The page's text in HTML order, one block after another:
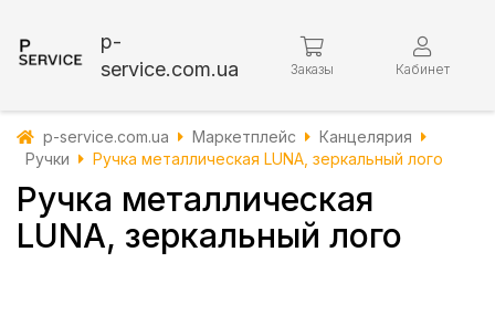
p-
service.com.ua
Заказы Кабинет
p-service.com.ua Маркетплейс
Канцелярия
Ручки
Ручка металлическая LUNA, зеркальный лого
Ручка металлическая
LUNA, зеркальный лого